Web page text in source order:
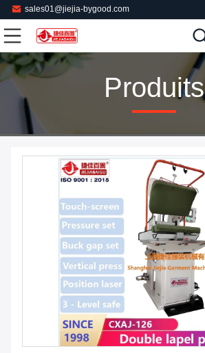
sales01@jiejia-bygood.com
Produits